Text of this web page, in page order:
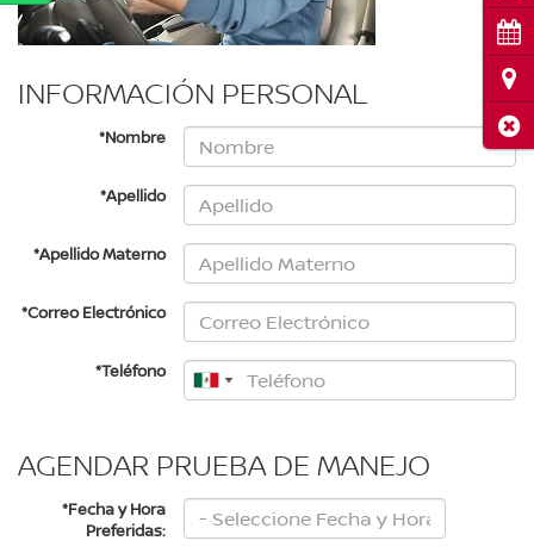
INFORMACIÓN PERSONAL
*Nombre
*Apellido
*Apellido Materno
*Correo Electrónico
*Teléfono
AGENDAR PRUEBA DE MANEJO
*Fecha y Hora
Preferidas: